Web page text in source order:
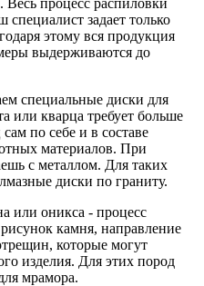
задает только
этому вся продукция
выдерживаются до
специальные диски для
или кварца требует больше
по себе и в составе
материалов. При
с металлом. Для таких
диски по граниту.
или оникса - процесс
камня, направление
которые могут
изделия. Для этих пород
мрамора.